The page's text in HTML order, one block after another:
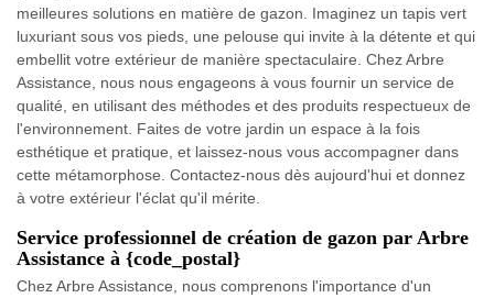
meilleures solutions en matière de gazon. Imaginez un tapis vert
luxuriant sous vos pieds, une pelouse qui invite à la détente et qui
embellit votre extérieur de manière spectaculaire. Chez Arbre
Assistance, nous nous engageons à vous fournir un service de
qualité, en utilisant des méthodes et des produits respectueux de
l'environnement. Faites de votre jardin un espace à la fois
esthétique et pratique, et laissez-nous vous accompagner dans
cette métamorphose. Contactez-nous dès aujourd'hui et donnez
à votre extérieur l'éclat qu'il mérite.
Service professionnel de création de gazon par Arbre
Assistance à {code_postal}
Chez Arbre Assistance, nous comprenons l'importance d'un